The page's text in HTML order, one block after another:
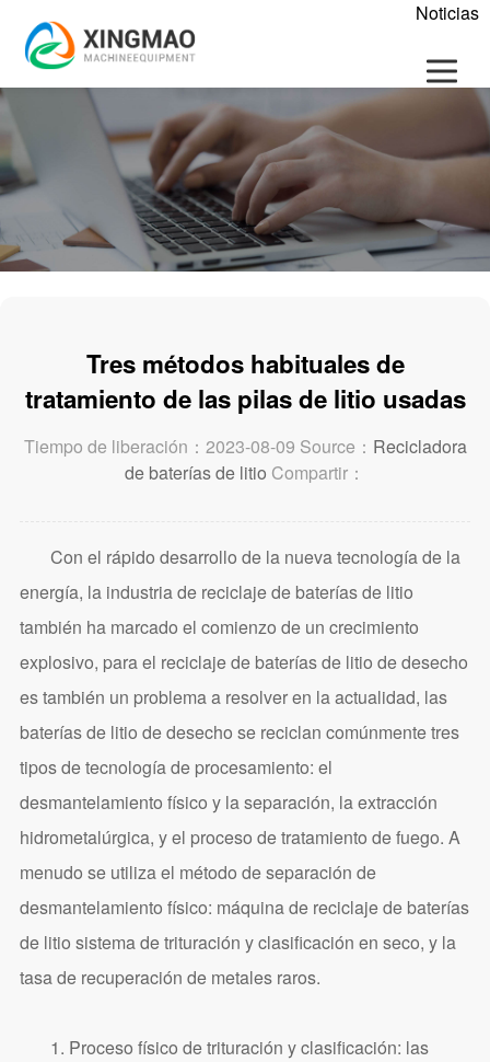
Noticias
Tres métodos habituales de
tratamiento de las pilas de litio usadas
Tiempo de liberación：2023-08-09 Source： Recicladora
de baterías de litio Compartir：
Con el rápido desarrollo de la nueva tecnología de la
energía, la industria de reciclaje de baterías de litio
también ha marcado el comienzo de un crecimiento
explosivo, para el reciclaje de baterías de litio de desecho
es también un problema a resolver en la actualidad, las
baterías de litio de desecho se reciclan comúnmente tres
tipos de tecnología de procesamiento: el
desmantelamiento físico y la separación, la extracción
hidrometalúrgica, y el proceso de tratamiento de fuego. A
menudo se utiliza el método de separación de
desmantelamiento físico: máquina de reciclaje de baterías
de litio sistema de trituración y clasificación en seco, y la
tasa de recuperación de metales raros.
1. Proceso físico de trituración y clasificación: las